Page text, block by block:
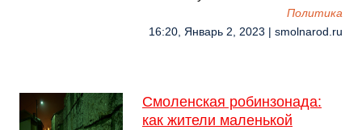
Политика
16:20, Январь 2, 2023 | smolnarod.ru
Смоленская робинзонада:
как жители маленькой